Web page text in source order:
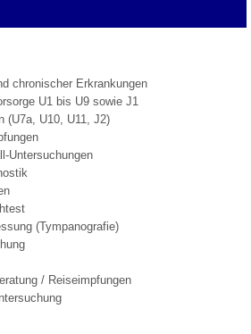
chronischer Erkrankungen
U1 bis U9 sowie J1
(U7a, U10, U11, J2)
Untersuchungen
(Tympanografie)
/ Reiseimpfungen